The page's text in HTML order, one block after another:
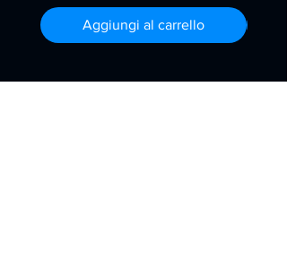
Aggiungi al carrello